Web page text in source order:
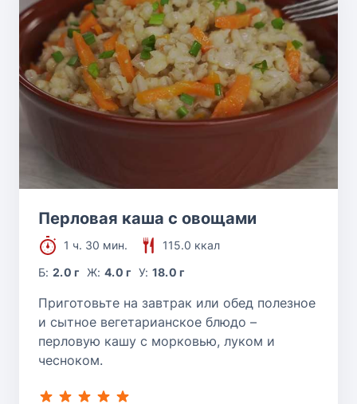
Перловая каша с овощами
1 ч. 30 мин.
115.0 ккал
Б:2.0 г Ж: 4.0 г У: 18.0 г
Приготовьте на завтрак или обед полезное
и сытное вегетарианское блюдо –
перловую кашу с морковью, луком и
чесноком.